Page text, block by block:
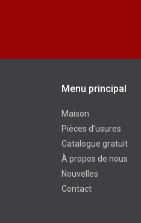
Menu principal
Maison
Pièces d’usures
Catalogue gratuit
À propos de nous
Nouvelles
Contact